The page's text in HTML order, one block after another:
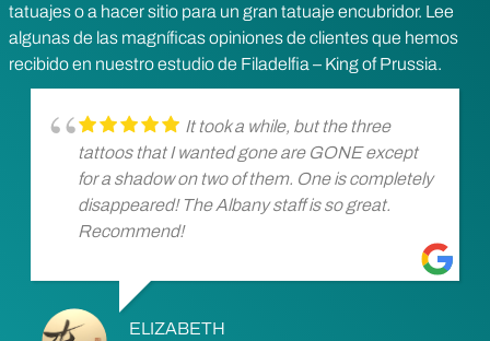
tatuajes o a hacer sitio para un gran tatuaje encubridor. Lee
algunas de las magníficas opiniones de clientes que hemos
recibido en nuestro estudio de Filadelfia – King of Prussia.
It took a while, but the three
tattoos that I wanted gone are GONE except
for a shadow on two of them. One is completely
disappeared! The Albany staff is so great.
Recommend!
ELIZABETH